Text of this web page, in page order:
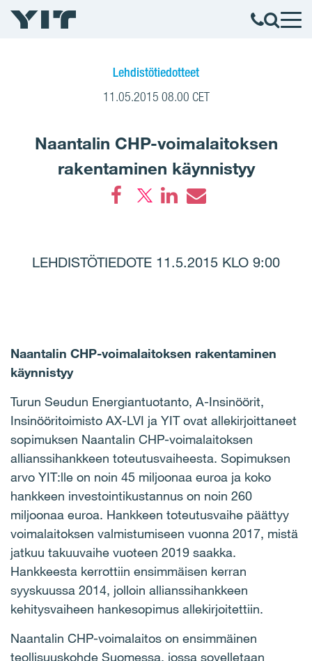
Lehdistötiedotteet
11.05.2015 08.00 CET
Naantalin CHP-voimalaitoksen
rakentaminen käynnistyy
LEHDISTÖTIEDOTE 11.5.2015 KLO 9:00
Naantalin CHP-voimalaitoksen rakentaminen
käynnistyy
Turun Seudun Energiantuotanto, A-Insinöörit,
Insinööritoimisto AX-LVI ja YIT ovat allekirjoittaneet
sopimuksen Naantalin CHP-voimalaitoksen
allianssihankkeen toteutusvaiheesta. Sopimuksen
arvo YIT:lle on noin 45 miljoonaa euroa ja koko
hankkeen investointikustannus on noin 260
miljoonaa euroa. Hankkeen toteutusvaihe päättyy
voimalaitoksen valmistumiseen vuonna 2017, mistä
jatkuu takuuvaihe vuoteen 2019 saakka.
Hankkeesta kerrottiin ensimmäisen kerran
syyskuussa 2014, jolloin allianssihankkeen
kehitysvaiheen hankesopimus allekirjoitettiin.
Naantalin CHP-voimalaitos on ensimmäinen
teollisuuskohde Suomessa, jossa sovelletaan